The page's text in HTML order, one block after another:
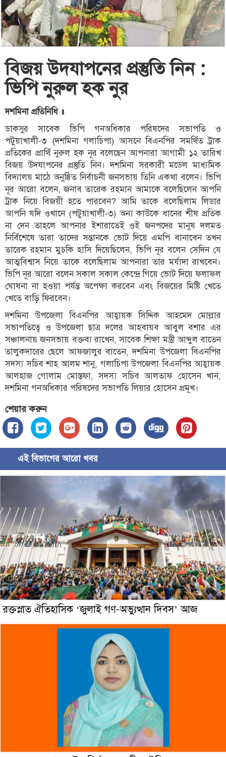
বিজয় উদযাপনের প্রস্তুতি নিন :
ভিপি নুরুল হক নুর
দশমিনা প্রতিনিধি ॥
ডাকসুর সাবেক ভিপি গনঅধিকার পরিষদের সভাপতি ও
পটুয়াখালী-৩ (দশমিনা গলাচিপা) আসনে বিএনপির সমর্থিত ট্রাক
প্রতিকের প্রার্থি নুরুল হক নূর বলেছেন আপনারা আগামী ১২ তারিখ
বিজয় উদযাপনের প্রস্তুতি নিন। দশমিনা সরকারী মডেল মাধ্যমিক
বিদ্যালয় মাঠে অনুষ্ঠিত নির্বাচনী জনসভায় তিনি একথা বলেন। ভিপি
নূর আরো বলেন, জনাব তারেক রহমান আমাকে বলেছিলেন আপনি
ট্রাক নিয়ে বিজয়ী হতে পারবেন? আমি তাকে বলেছিলাম লিডার
আপনি যদি ওখানে (পটুয়াখালী-৩) অন্য কাউকে ধানের শীষ প্রতিক
না দেন তাহলে আপনার ইশারাতেই ওই জনপদের মানুষ দলমত
নির্বিশেষে তারা তাদের সন্তানকে ভোট দিয়ে এমপি বানাবেন তখন
তারেক রহমান মুচকি হাসি দিয়েছিলেন, ভিপি নূর বলেন সেদিন যে
আত্মবিশ্বাস নিয়ে তাকে বলেছিলাম আপনারা তার মর্যাদা রাখবেন।
ভিপি নূর আরো বলেন সকাল সকাল কেন্দ্রে গিয়ে ভোট দিয়ে ফলাফল
ঘোষনা না হওয়া পর্যন্ত অপেক্ষা করবেন এবং বিজয়ের মিষ্টি খেতে
খেতে বাড়ি ফিরবেন।
দশমিনা উপজেলা বিএনপির আহ্বায়ক সিদ্দিক আহমেদ মোল্লার
সভাপতিত্বে ও উপজেলা ছাত্র দলের আহবায়ব আবুল বশার এর
সঞ্চালনায় জনসভায় বক্তব্য রাখেন, সাবেক শিক্ষা মন্ত্রী আব্দুল বাতেন
তালুকদারের ছেলে আফজালুর বাতেন, দশমিনা উপজেলা বিএনপির
সদস্য সচিব শাহ আলম শানু, গলাচিপা উপজেলা বিএনপির আহ্বায়ক
আলহাজ গোলাম মোস্তফা, সদস্য সচিব আলতাফ হোসেন খান,
দশমিনা গনঅধিকার পরিষদের সভাপতি লিয়ার হোসেন প্রমূখ।
শেয়ার করুন
এই বিভাগের আরো খবর
রক্তস্নাত ঐতিহাসিক ‌‘জুলাই গণ-অভ্যুত্থান দিবস’ আজ